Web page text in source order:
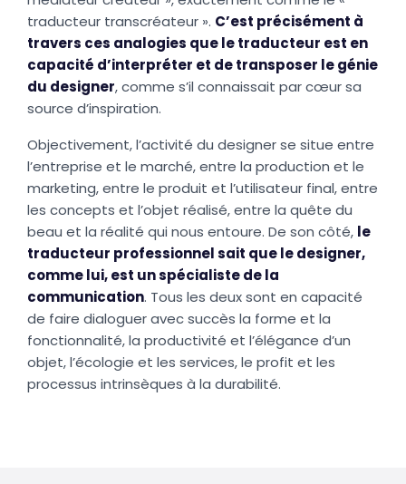
traducteur transcréateur ». C’est précisément à
travers ces analogies que le traducteur est en
capacité d’interpréter et de transposer le génie
du designer, comme s’il connaissait par cœur sa
source d’inspiration.
Objectivement, l’activité du designer se situe entre
l’entreprise et le marché, entre la production et le
marketing, entre le produit et l’utilisateur final, entre
les concepts et l’objet réalisé, entre la quête du
beau et la réalité qui nous entoure. De son côté, le
traducteur professionnel sait que le designer,
comme lui, est un spécialiste de la
communication. Tous les deux sont en capacité
de faire dialoguer avec succès la forme et la
fonctionnalité, la productivité et l’élégance d’un
objet, l’écologie et les services, le profit et les
processus intrinsèques à la durabilité.